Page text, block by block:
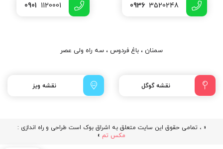
0936 3520248
0901 1120001
سمنان ، باغ فردوس ، سه راه ولی عصر
نقشه گوگل نقشه ویز
« ، تمامی حقوق این سایت متعلق به اشراق بوک است طراحی و راه اندازی :
مکس تم »